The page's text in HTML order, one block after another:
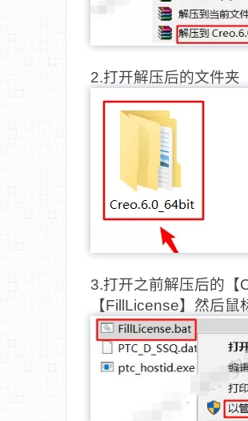
2.打开解压后的文件夹
3.打开之前解压后的【
【FillLicense】然后鼠